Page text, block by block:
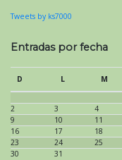
Tweets by ks7000
Entradas por fecha
D L M
2
3 4
9
10 11
16
17 18
23
24 25
30
31